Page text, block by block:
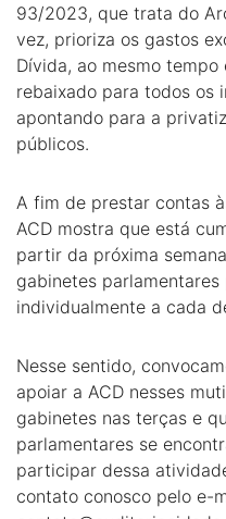
93/2023, que trata do
vez, prioriza os gastos
Dívida, ao mesmo
rebaixado para todos os
apontando para a
públicos.
A fim de prestar contas
ACD mostra que está
partir da próxima
gabinetes
individualmente a cada
Nesse sentido,
apoiar a ACD nesses
gabinetes nas terças e
parlamentares se
participar dessa
contato conosco pelo e-